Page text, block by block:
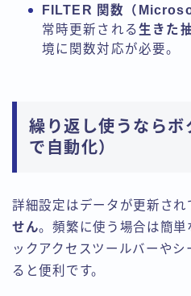
FILTER 関数（
常時更新される生きた
境に関数対応が必要。
繰り返し使うなら
で自動化）
詳細設定はデータが更新され
せん。頻繁に使う場合は簡
ックアクセスツールバーや
ると便利です。